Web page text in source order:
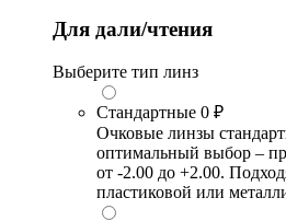
Для дали/чтения
Выберите тип линз
Стандартные 0 ₽
Очковые линзы
оптимальный выбор –
от -2.00 до +2.00.
пластиковой или